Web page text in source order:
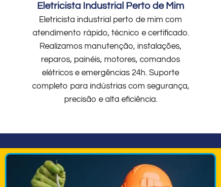
Eletricista Industrial Perto de Mim
Eletricista industrial perto de mim com
atendimento rápido, técnico e certificado.
Realizamos manutenção, instalações,
reparos, painéis, motores, comandos
elétricos e emergências 24h. Suporte
completo para indústrias com segurança,
precisão e alta eficiência.